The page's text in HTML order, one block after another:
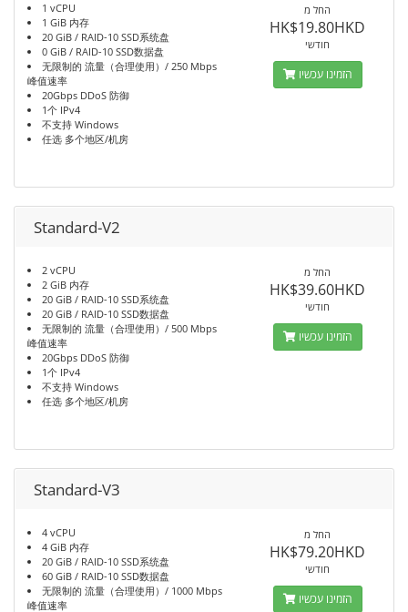
1 vCPU
1 GiB 内存
20 GiB / RAID-10 SSD系统盘
0 GiB / RAID-10 SSD数据盘
无限制的 流量（合理使用）/ 250 Mbps
峰值速率
20Gbps DDoS 防御
1个 IPv4
不支持 Windows
任选 多个地区/机房
החל מ
HK$19.80HKD
חודשי
הזמינו עכשיו
Standard-V2
2 vCPU
2 GiB 内存
20 GiB / RAID-10 SSD系统盘
20 GiB / RAID-10 SSD数据盘
无限制的 流量（合理使用）/ 500 Mbps
峰值速率
20Gbps DDoS 防御
1个 IPv4
不支持 Windows
任选 多个地区/机房
החל מ
HK$39.60HKD
חודשי
הזמינו עכשיו
Standard-V3
4 vCPU
4 GiB 内存
20 GiB / RAID-10 SSD系统盘
60 GiB / RAID-10 SSD数据盘
无限制的 流量（合理使用）/ 1000 Mbps
峰值速率
החל מ
HK$79.20HKD
חודשי
הזמינו עכשיו